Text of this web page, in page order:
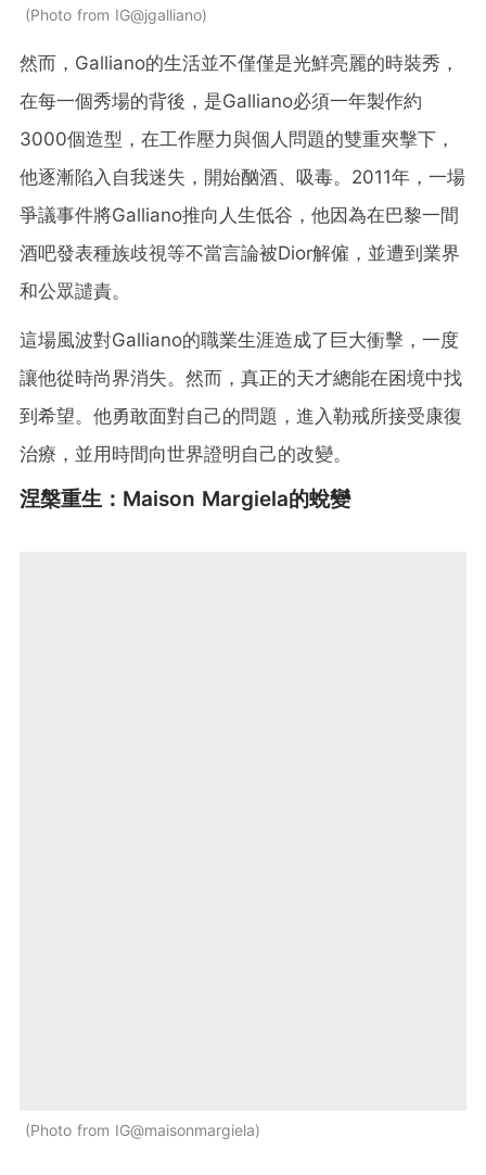
Photo from IG@jgalliano
然而，Galliano的生活並不僅僅是光鮮亮麗的時裝秀，
在每一個秀場的背後，是Galliano必須一年製作約
3000個造型，在工作壓力與個人問題的雙重夾擊下，
他逐漸陷入自我迷失，開始酗酒、吸毒。2011年，一場
爭議事件將Galliano推向人生低谷，他因為在巴黎一間
酒吧發表種族歧視等不當言論被Dior解僱，並遭到業界
和公眾譴責。
這場風波對Galliano的職業生涯造成了巨大衝擊，一度
讓他從時尚界消失。然而，真正的天才總能在困境中找
到希望。他勇敢面對自己的問題，進入勒戒所接受康復
治療，並用時間向世界證明自己的改變。
涅槃重生：Maison Margiela的蛻變
Photo from IG@maisonmargiela